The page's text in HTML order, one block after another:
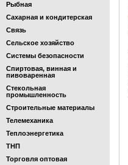
Рыбная
Сахарная и кондитерская
Связь
Сельское хозяйство
Системы безопасности
Спиртовая, винная и
пивоваренная
Стекольная
промышленность
Строительные материалы
Телемеханика
Теплоэнергетика
ТНП
Торговля оптовая